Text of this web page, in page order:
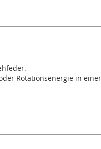
Rotationsenergie in